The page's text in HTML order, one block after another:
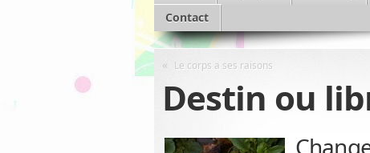
Contact
« Le corps a ses raisons
Destin ou